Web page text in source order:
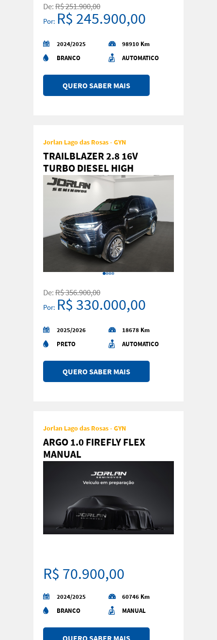
De:R$ 251.900,00
Por: R$ 245.900,00
2024/2025
98910 Km
BRANCO
AUTOMATICO
QUERO SABER MAIS
Jorlan Lago das Rosas - GYN
TRAILBLAZER 2.8 16V
TURBO DIESEL HIGH
COUNTRY 7L 4
De:R$ 356.900,00
Por: R$ 330.000,00
2025/2026
18678 Km
PRETO
AUTOMATICO
QUERO SABER MAIS
Jorlan Lago das Rosas - GYN
ARGO 1.0 FIREFLY FLEX
MANUAL
R$ 70.900,00
2024/2025
60746 Km
BRANCO
MANUAL
QUERO SABER MAIS